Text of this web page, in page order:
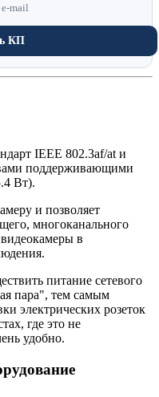
mail
КП
IEEE 802.3af/at и
поддерживающими
Вт).
и позволяет
многоканального
в
питание сетевого
пара", тем самым
электрических розеток
где это не
удобно.